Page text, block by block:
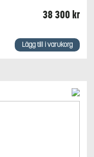
38 300 kr
Lägg till i varukorg